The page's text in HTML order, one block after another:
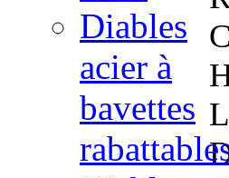
Diables
acier à
bavettes